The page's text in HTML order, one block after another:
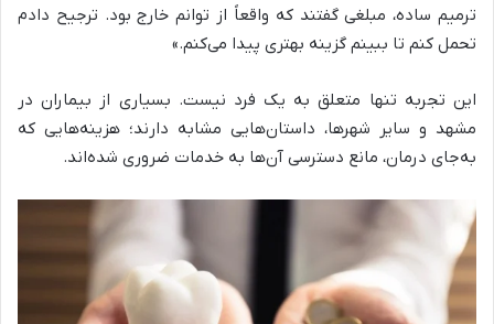
ترمیم ساده، مبلغی گفتند که واقعاً از توانم خارج بود. ترجیح دادم
تحمل کنم تا ببینم گزینه بهتری پیدا می‌کنم.»
این تجربه تنها متعلق به یک فرد نیست. بسیاری از بیماران در
مشهد و سایر شهرها، داستان‌هایی مشابه دارند؛ هزینه‌هایی که
به‌جای درمان، مانع دسترسی آن‌ها به خدمات ضروری شده‌اند.